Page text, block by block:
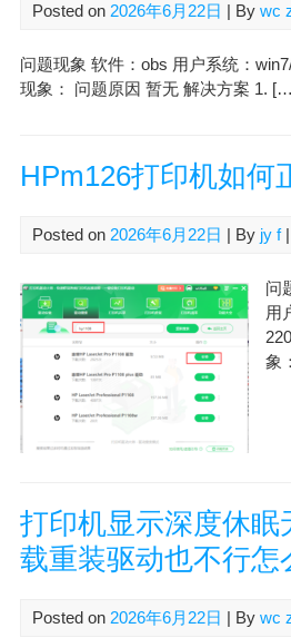
Posted on 2026年6月22日 | By wc
问题现象 软件：obs 用户系统：
现象： 问题原因 暂无 解决方案 1.
HPm126打印机如何
Posted on 2026年6月22日 | By jy f|
问
用
象
打印机显示深度休眠
载重装驱动也不行怎
Posted on 2026年6月22日 | By wc